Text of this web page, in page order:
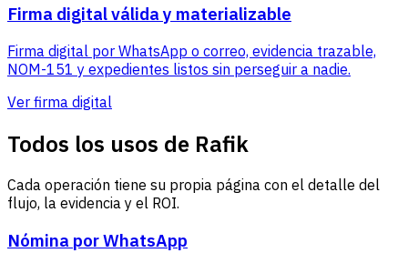
Firma digital válida y materializable
Firma digital por WhatsApp o correo, evidencia trazable,
NOM-151 y expedientes listos sin perseguir a nadie.
Ver firma digital
Todos los usos de Rafik
Cada operación tiene su propia página con el detalle del
flujo, la evidencia y el ROI.
Nómina por WhatsApp